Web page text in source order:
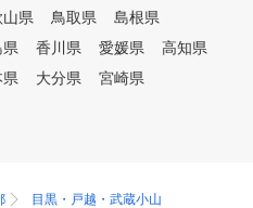
県 鳥取県
島根県
香川県 愛媛県
高知県
大分県
宮崎県
目黒・戸越・武蔵小山